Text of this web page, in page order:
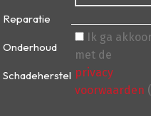
Reparatie
Onderhoud
Schadeherstel
Ik ga
met de
privacy
voorwaarden